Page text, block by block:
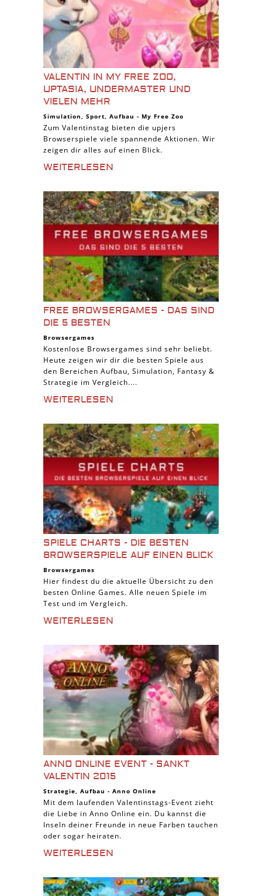
VALENTIN IN MY FREE ZOO,
UPTASIA, UNDERMASTER UND
VIELEN MEHR
Simulation, Sport, Aufbau - My Free Zoo
Zum Valentinstag bieten die upjers
Browserspiele viele spannende Aktionen. Wir
zeigen dir alles auf einen Blick.
WEITERLESEN
FREE BROWSERGAMES - DAS SIND
DIE 5 BESTEN
Browsergames
Kostenlose Browsergames sind sehr beliebt.
Heute zeigen wir dir die besten Spiele aus
den Bereichen Aufbau, Simulation, Fantasy &
Strategie im Vergleich....
WEITERLESEN
SPIELE CHARTS - DIE BESTEN
BROWSERSPIELE AUF EINEN BLICK
Browsergames
Hier findest du die aktuelle Übersicht zu den
besten Online Games. Alle neuen Spiele im
Test und im Vergleich.
WEITERLESEN
ANNO ONLINE EVENT - SANKT
VALENTIN 2015
Strategie, Aufbau - Anno Online
Mit dem laufenden Valentinstags-Event zieht
die Liebe in Anno Online ein. Du kannst die
Inseln deiner Freunde in neue Farben tauchen
oder sogar heiraten.
WEITERLESEN